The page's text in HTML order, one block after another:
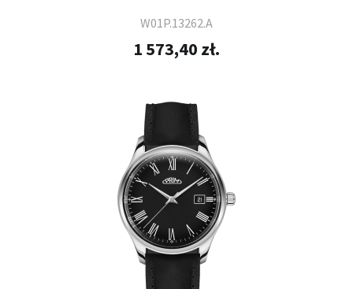
W01P.13262.A
1 573,40 zł.